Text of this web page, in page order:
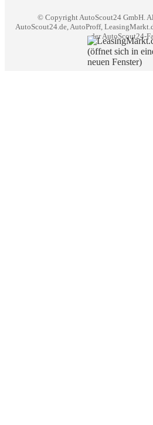
© CopyrightAutoScout24 GmbH.
AutoScout24.de, AutoProff,
der AutoScout24-